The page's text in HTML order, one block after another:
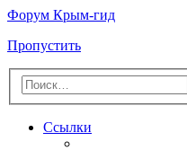
Форум Крым-гид
Пропустить
Ссылки